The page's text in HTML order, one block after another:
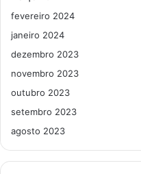
fevereiro 2024
janeiro 2024
dezembro 2023
novembro 2023
outubro 2023
setembro 2023
agosto 2023